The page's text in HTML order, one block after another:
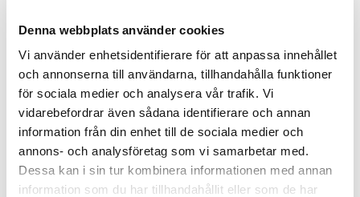
Denna webbplats använder cookies
Vi använder enhetsidentifierare för att anpassa innehållet
och annonserna till användarna, tillhandahålla funktioner
för sociala medier och analysera vår trafik. Vi
vidarebefordrar även sådana identifierare och annan
information från din enhet till de sociala medier och
annons- och analysföretag som vi samarbetar med.
Dessa kan i sin tur kombinera informationen med annan
information som du har tillhandahållit eller som de har
Tack vare goda kommunikationer är det enkelt att
ta sig till andra delar av Malmö från Slottsstaden.
Området har på senare år genomgått förnyelse och
blivit känt för sin harmoniska atmosfär och
bevarade arkitektur.
Kontaktperson för frågor
Fanny Pålsson